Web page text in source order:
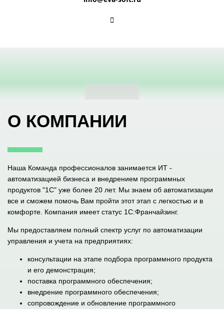
О КОМПАНИИ
Наша Команда профессионалов занимается ИТ -
автоматизацией бизнеса и внедрением программных
продуктов "1С" уже более 20 лет. Мы знаем об автоматизации
все и сможем помочь Вам пройти этот этап с легкостью и в
комфорте. Компания имеет статус 1С:Франчайзинг.
Мы предоставляем полный спектр услуг по автоматизации
управления и учета на предприятиях:
консультации на этапе подбора программного продукта
и его демонстрация;
поставка программного обеспечения;
внедрение программного обеспечения;
сопровождение и обновление программного